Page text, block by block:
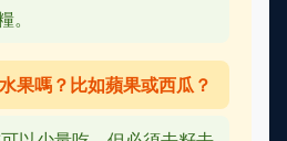
。
果嗎？比如蘋果或西瓜？